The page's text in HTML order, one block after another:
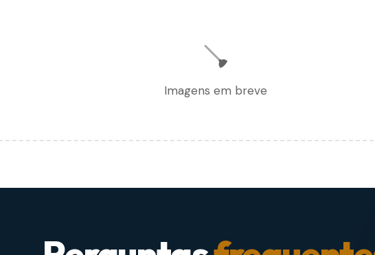
🪠
Imagens em breve